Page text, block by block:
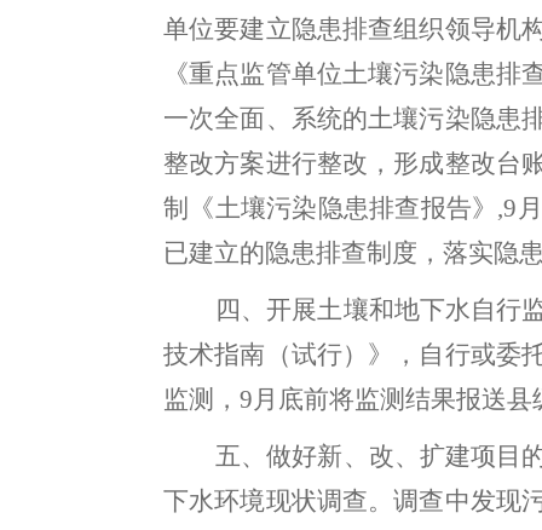
单位要建立隐患排查组织领导机
《重点监管单位土壤污染隐患排
一次全面、系统的土壤污染隐患
整改方案进行整改 ， 形成整改台
制《土壤污染隐患排查报告》 ,9
已建立的隐患排查制度，落实隐
四、开展土壤和地下水自行
技术指南（试行）》
， 自行或委
监测 ， 9月底前将监测结果报送
五、做好新、改、扩建项目
下水环境现状调查。调查中发现